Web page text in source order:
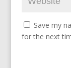
Save my
for the next